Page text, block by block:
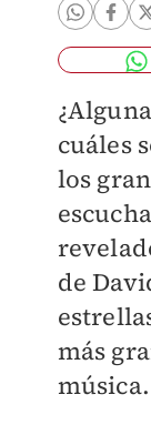
cuáles
los
de
más
música.